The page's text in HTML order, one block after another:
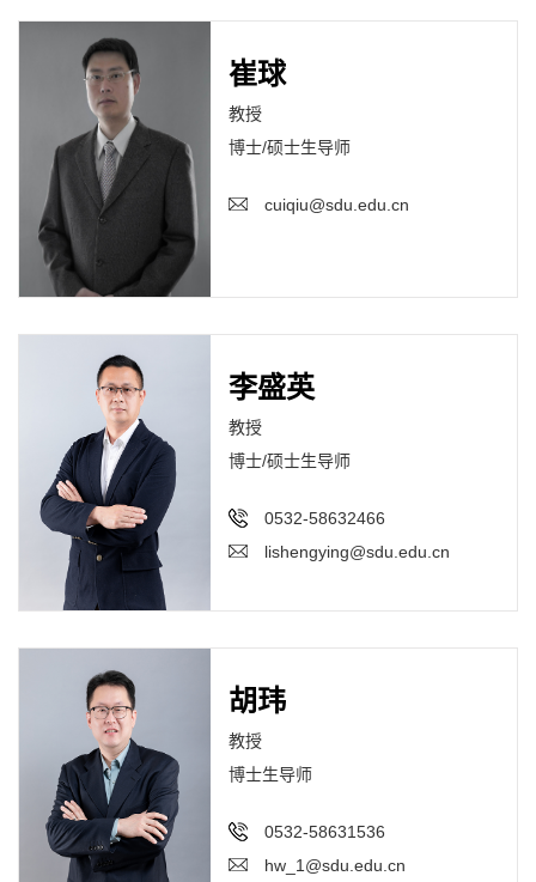
崔球
教授
博士/硕士生导师
cuiqiu@sdu.edu.cn
李盛英
教授
博士/硕士生导师
0532-58632466
lishengying@sdu.edu.cn
胡玮
教授
博士生导师
0532-58631536
hw_1@sdu.edu.cn